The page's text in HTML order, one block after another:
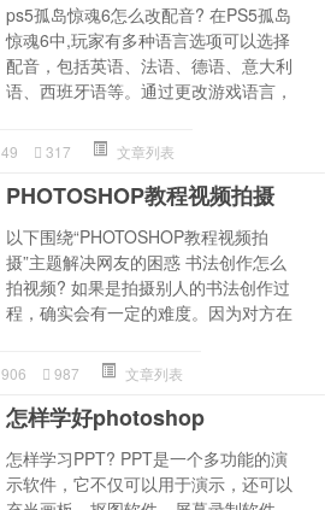
ps5孤岛惊魂6怎么改配音? 在PS5孤岛
惊魂6中,玩家有多种语言选项可以选择
配音，包括英语、法语、德语、意大利
语、西班牙语等。通过更改游戏语言，
49 317 文章列表
PHOTOSHOP教程视频拍摄
以下围绕“PHOTOSHOP教程视频拍
摄”主题解决网友的困惑 书法创作怎么
拍视频? 如果是拍摄别人的书法创作过
程，确实会有一定的难度。因为对方在
906 987 文章列表
怎样学好photoshop
怎样学习PPT? PPT是一个多功能的演
示软件，它不仅可以用于演示，还可以